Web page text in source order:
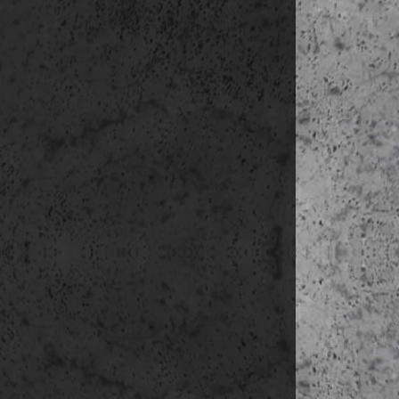
07:00-08:00
08:00-09:00
09:00-10:00
10:00-10:40
10:40-11:40
11:40-12:10
12:10-14:00
14:00-15:00
15:00-16:00
16:00-16:45
16:45-17:45
17:45-18:15
18:15-19:15
19:15-20:00
4. nap(okt
07:00-08:00
08:15-11.45
11.45-13.45
13:45-16:00
16:00-18:00
18:00-18:50